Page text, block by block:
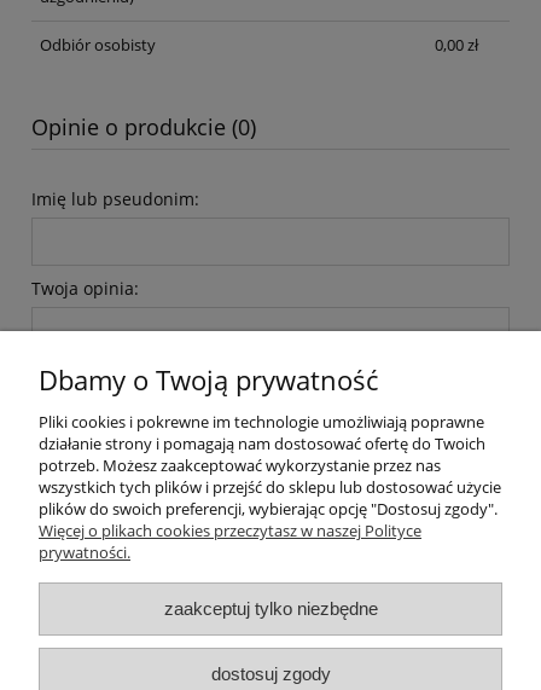
Odbiór osobisty 0,00 zł
Opinie o produkcie (0)
Imię lub pseudonim:
Twoja opinia:
Inteligentny dom ( POCKET HOME )
Promocje i transport gratis
Automatyka NOVATEK
Polityka prywatności Zwroty i reklamacje
Dbamy o Twoją prywatność
Pliki cookies i pokrewne im technologie umożliwiają poprawne
działanie strony i pomagają nam dostosować ofertę do Twoich
potrzeb. Możesz zaakceptować wykorzystanie przez nas
wszystkich tych plików i przejść do sklepu lub dostosować użycie
plików do swoich preferencji, wybierając opcję "Dostosuj zgody".
Więcej o plikach cookies przeczytasz w naszej Polityce
prywatności.
zaakceptuj tylko niezbędne
dostosuj zgody